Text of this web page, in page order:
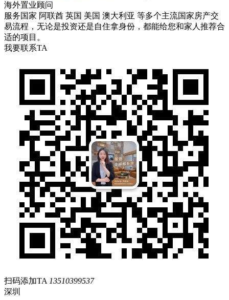
海外置业顾问
服务国家 阿联酋 英国 美国 澳大利亚 等多个主流国家房产交
易流程，无论是投资还是自住拿身份，都能给您和家人推荐合
适的项目。
我要联系TA
扫码添加TA 13510399537
深圳